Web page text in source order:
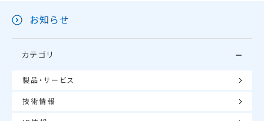
お知らせ
カテゴリ
製品・サービス
技術情報